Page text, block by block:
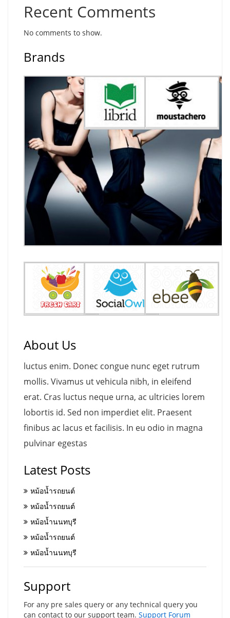
Recent Comments
No comments to show.
Brands
About Us
luctus enim. Donec congue nunc eget rutrum
mollis. Vivamus ut vehicula nibh, in eleifend
erat. Cras luctus neque urna, ac ultricies lorem
lobortis id. Sed non imperdiet elit. Praesent
finibus ac lacus et facilisis. In eu odio in magna
pulvinar egestas
Latest Posts
หม้อน้ำรถยนต์
หม้อน้ำรถยนต์
หม้อน้ำนนทบุรี
หม้อน้ำรถยนต์
หม้อน้ำนนทบุรี
Support
For any pre sales query or any technical query you
can contact to our support team. Support Forum